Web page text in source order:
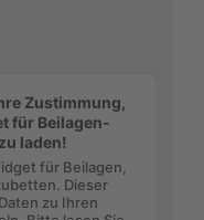
Zustimmung,
für Beilagen-
laden!
für Beilagen,
Dieser
zu Ihren